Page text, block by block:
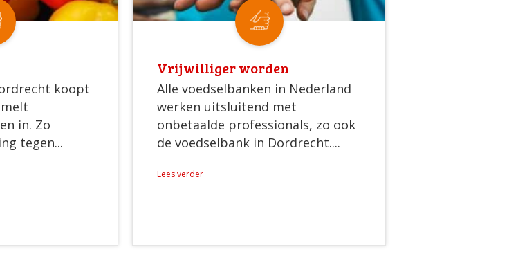
koopt
in. Zo
tegen...
Vrijwilliger worden
Alle voedselbanken in Nederland
werken uitsluitend met
onbetaalde professionals, zo ook
de voedselbank in Dordrecht....
Lees verder